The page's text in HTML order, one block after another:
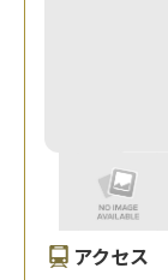
アクセス